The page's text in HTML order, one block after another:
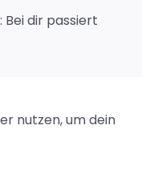
nutzen, um dein
dir passiert